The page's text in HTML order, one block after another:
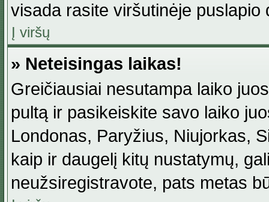
visada rasite viršutinėje
Į viršų
» Neteisingas laikas!
Greičiausiai nesutampa laiko
pultą ir pasikeiskite savo laiko
Londonas, Paryžius, Niujorkas,
kaip ir daugelį kitų nustatymų,
neužsiregistravote, pats metas